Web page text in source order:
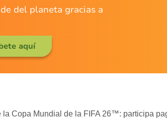
del planeta gracias a
aquí
Copa Mundial de la FIFA 26™: participa